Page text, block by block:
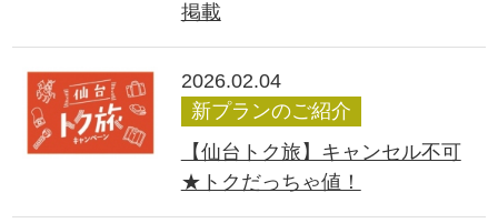
掲載
2026.02.04
新プランのご紹介
【仙台トク旅】キャンセル不可
★トクだっちゃ値！